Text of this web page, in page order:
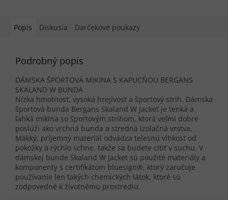
Popis Diskusia Darčekové poukazy
Podrobný popis
DÁMSKA ŠPORTOVÁ MIKINA S KAPUCŇOU BERGANS
SKALAND W BUNDA
Nízka hmotnosť, vysoká hrejivosť a športový strih. Dámska
športová bunda Bergans Skaland W Jacket je tenká a
ľahká mikina so športovým strihom, ktorá veľmi dobre
poslúži ako vrchná bunda a stredná izolačná vrstva.
Mäkký, príjemný materiál odvádza telesnú vlhkosť od
pokožky a rýchlo schne, takže sa budete cítiť v suchu. V
dámskej bunde Skaland W Jacket sú použité materiály a
komponenty s certifikátom bluesign®, ktorý zaručuje
používanie len takých chemických látok, ktoré sú
zodpovedné k životnému prostrediu.